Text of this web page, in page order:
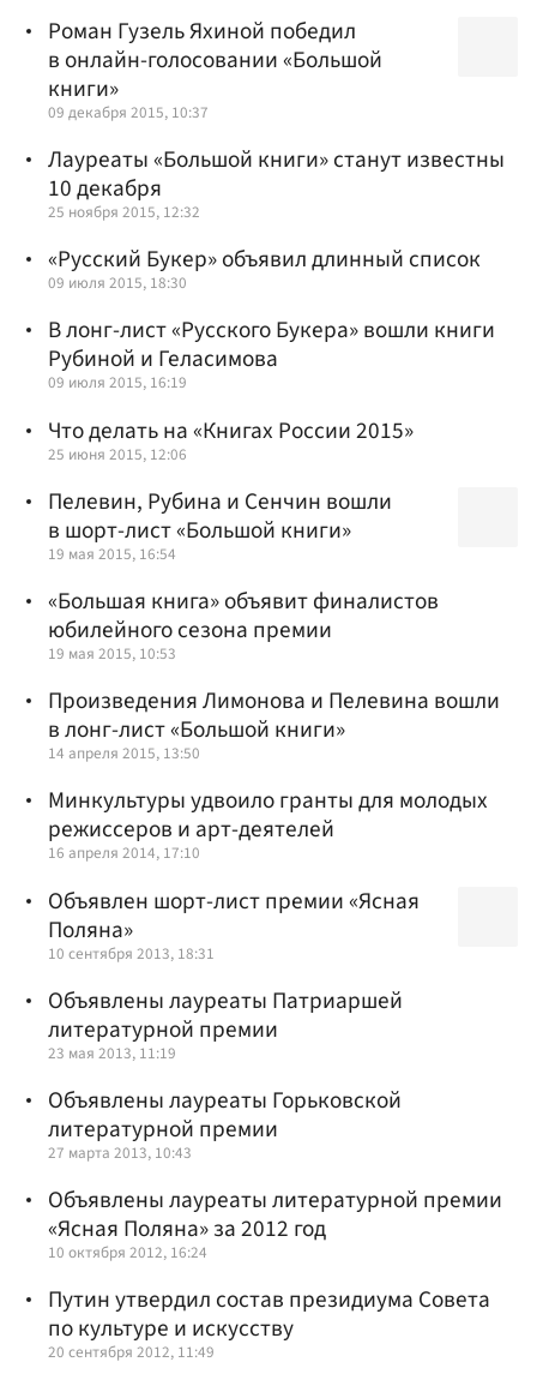
Роман Гузель Яхиной победил
в онлайн-голосовании «Большой
книги»
09 декабря 2015, 10:37
Лауреаты «Большой книги» станут известны
10 декабря
25 ноября 2015, 12:32
«Русский Букер» объявил длинный список
09 июля 2015, 18:30
В лонг-лист «Русского Букера» вошли книги
Рубиной и Геласимова
09 июля 2015, 16:19
Что делать на «Книгах России 2015»
25 июня 2015, 12:06
Пелевин, Рубина и Сенчин вошли
в шорт-лист «Большой книги»
19 мая 2015, 16:54
«Большая книга» объявит финалистов
юбилейного сезона премии
19 мая 2015, 10:53
Произведения Лимонова и Пелевина вошли
в лонг-лист «Большой книги»
14 апреля 2015, 13:50
Минкультуры удвоило гранты для молодых
режиссеров и арт-деятелей
16 апреля 2014, 17:10
Объявлен шорт-лист премии «Ясная
Поляна»
10 сентября 2013, 18:31
Объявлены лауреаты Патриаршей
литературной премии
23 мая 2013, 11:19
Объявлены лауреаты Горьковской
литературной премии
27 марта 2013, 10:43
Объявлены лауреаты литературной премии
«Ясная Поляна» за 2012 год
10 октября 2012, 16:24
Путин утвердил состав президиума Совета
по культуре и искусству
20 сентября 2012, 11:49